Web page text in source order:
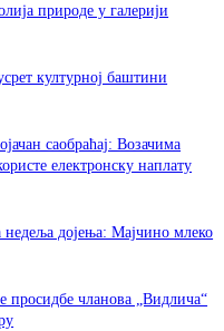
природе у галерији
културној баштини
саобраћај: Возачима
електронску наплату
недеља дојења: Мајчино млеко
чланова „Видлича“